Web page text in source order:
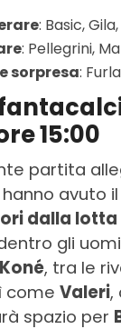
: Basic,
: Pellegrini,
sorpresa:
15:00
partita
avuto
dalla lotta
gli
Koné, tra le
come Valeri,
spazio per